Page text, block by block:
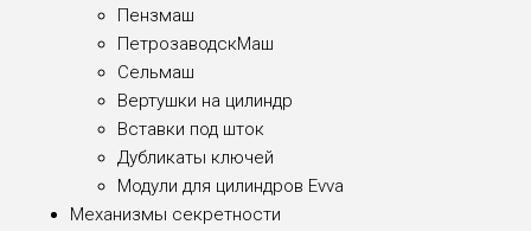
Пензмаш
ПетрозаводскМаш
Сельмаш
Вертушки на цилиндр
Вставки под шток
Дубликаты ключей
Модули для цилиндров Evva
Механизмы секретности